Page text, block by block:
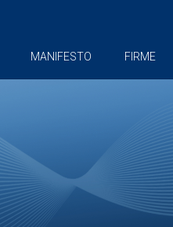
MANIFESTO FIRME